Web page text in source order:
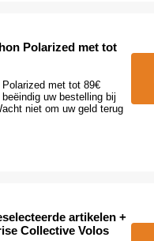
Polarized met tot
met tot 89€
uw bestelling bij
niet om uw geld terug
artikelen +
Collective Volos